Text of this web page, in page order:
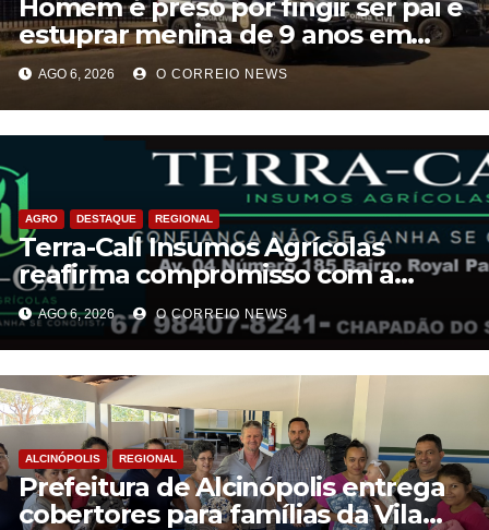
Homem é preso por fingir ser pai e
estuprar menina de 9 anos em
Aparecida do Taboado
AGO 6, 2026 O CORREIO NEWS
AGRO DESTAQUE REGIONAL
Terra-Call Insumos Agrícolas
reafirma compromisso com a
qualidade do Calcário Castro PR
AGO 6, 2026 O CORREIO NEWS
ALCINÓPOLIS REGIONAL
Prefeitura de Alcinópolis entrega
cobertores para famílias da Vila